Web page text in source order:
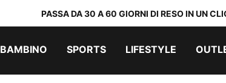
PASSA DA 30 A 60 GIORNI DI RESO IN UN
BAMBINO SPORTS LIFESTYLE